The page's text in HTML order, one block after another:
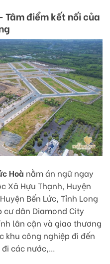
Tâm điểm kết nối của
Hoà nằm án ngữ ngay
Xã Hựu Thạnh, Huyện
Bến Lức, Tỉnh Long
cư dân Diamond City
lân cận và giao thương
khu công nghiệp đi đến
các nước,…